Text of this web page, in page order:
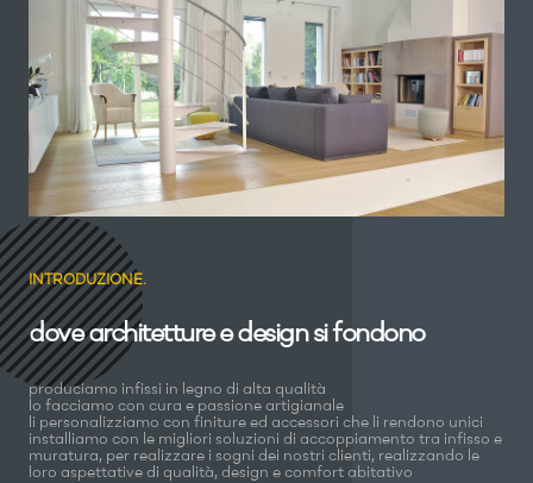
INTRODUZIONE.
dove architetture e design si fondono
produciamo infissi in legno di alta qualità
lo facciamo con cura e passione artigianale
li personalizziamo con finiture ed accessori che li rendono unici
installiamo con le migliori soluzioni di accoppiamento tra infisso e
muratura, per realizzare i sogni dei nostri clienti, realizzando le
loro aspettative di qualità, design e comfort abitativo